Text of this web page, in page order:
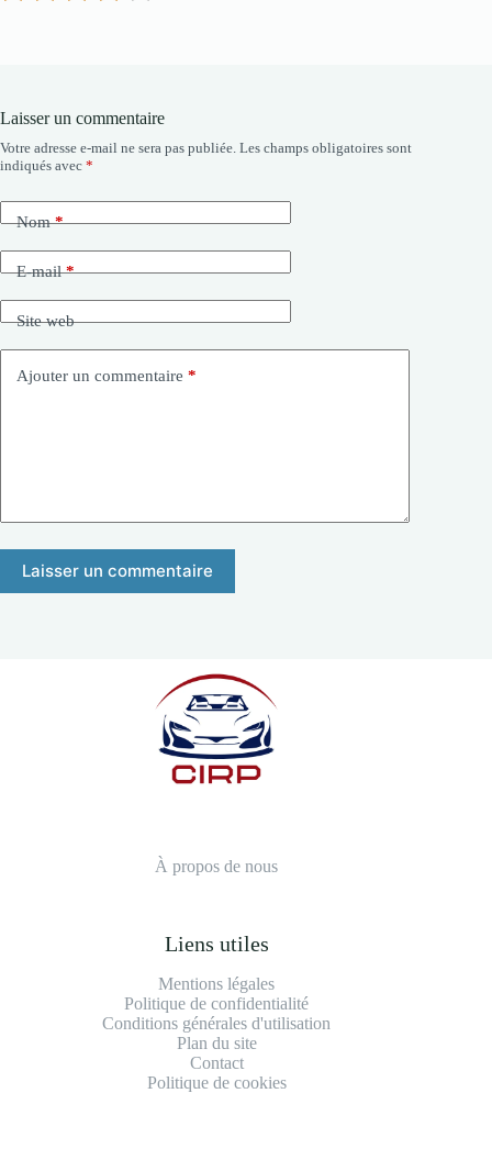
Laisser un commentaire
Votre adresse e-mail ne sera pas publiée. Les champs obligatoires sont
indiqués avec *
Nom*
E-mail*
Site web
Ajouter un commentaire *
Laisser un commentaire
À propos de nous
Liens utiles
Mentions légales
Politique de confidentialité
Conditions générales d'utilisation
Plan du site
Contact
Politique de cookies